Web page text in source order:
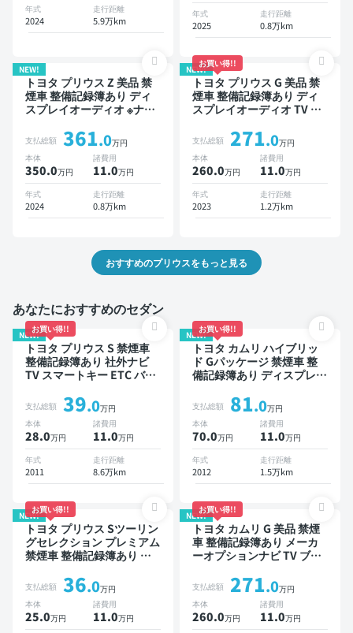
ライブレコーダー 衝突軽減
年式
2024
走行距離
5.9万km
方位カメラ ドライブレコー
ダー 衝突軽減
年式
2025
走行距離
0.8万km
NEW!
トヨタ プリウス Z 美品 禁
煙車 整備記録簿あり ディ
スプレイオーディオ ※ナビ
スポットモニター デジタル
インナーミラー オートクル
ーズ 電動バックドア バッ
クモニター 全方位カメラ
ドライブレコーダー 衝突軽
減
支払総額 361.0万円
本体
350.0万円
諸費用
11.0万円
年式
2024
走行距離
0.8万km
NEW!
お買い得!!
トヨタ プリウス G 美品 禁
煙車 整備記録簿あり ディ
スプレイオーディオ TV ブ
オートクルーズ スマートキ
ー ETC バックモニター ド
ライブレコーダー 衝突軽減
支払総額 271.0万円
本体
260.0万円
諸費用
11.0万円
年式
2023
走行距離
1.2万km
おすすめのプリウスをもっと見る
あなたにおすすめのセダン
NEW!
お買い得!!
トヨタ プリウス S 禁煙車
整備記録簿あり 社外ナビ
TV スマートキー ETC バッ
ダー
支払総額 39.0万円
本体
28.0万円
諸費用
11.0万円
年式
2011
走行距離
8.6万km
NEW!
お買い得!!
トヨタ カムリ ハイブリッ
ド Gパッケージ 禁煙車 整
備記録簿あり ディスプレイ
り TV スマートキー ETC バ
ックモニター ドライブレコ
ーダー
支払総額 81.0万円
本体
70.0万円
諸費用
11.0万円
年式
2012
走行距離
1.5万km
NEW!
お買い得!!
トヨタ プリウス Sツーリン
グセレクション プレミアム
禁煙車 整備記録簿あり デ
スマートキー ETC バック
モニター
支払総額 36.0万円
本体
25.0万円
諸費用
11.0万円
NEW!
お買い得!!
トヨタ カムリ G 美品 禁煙
車 整備記録簿あり メーカ
ーオプションナビ TV ブラ
ートクルーズ スマートキー
ETC バックモニター ドラ
イブレコーダー 衝突軽減
支払総額 271.0万円
本体
260.0万円
諸費用
11.0万円